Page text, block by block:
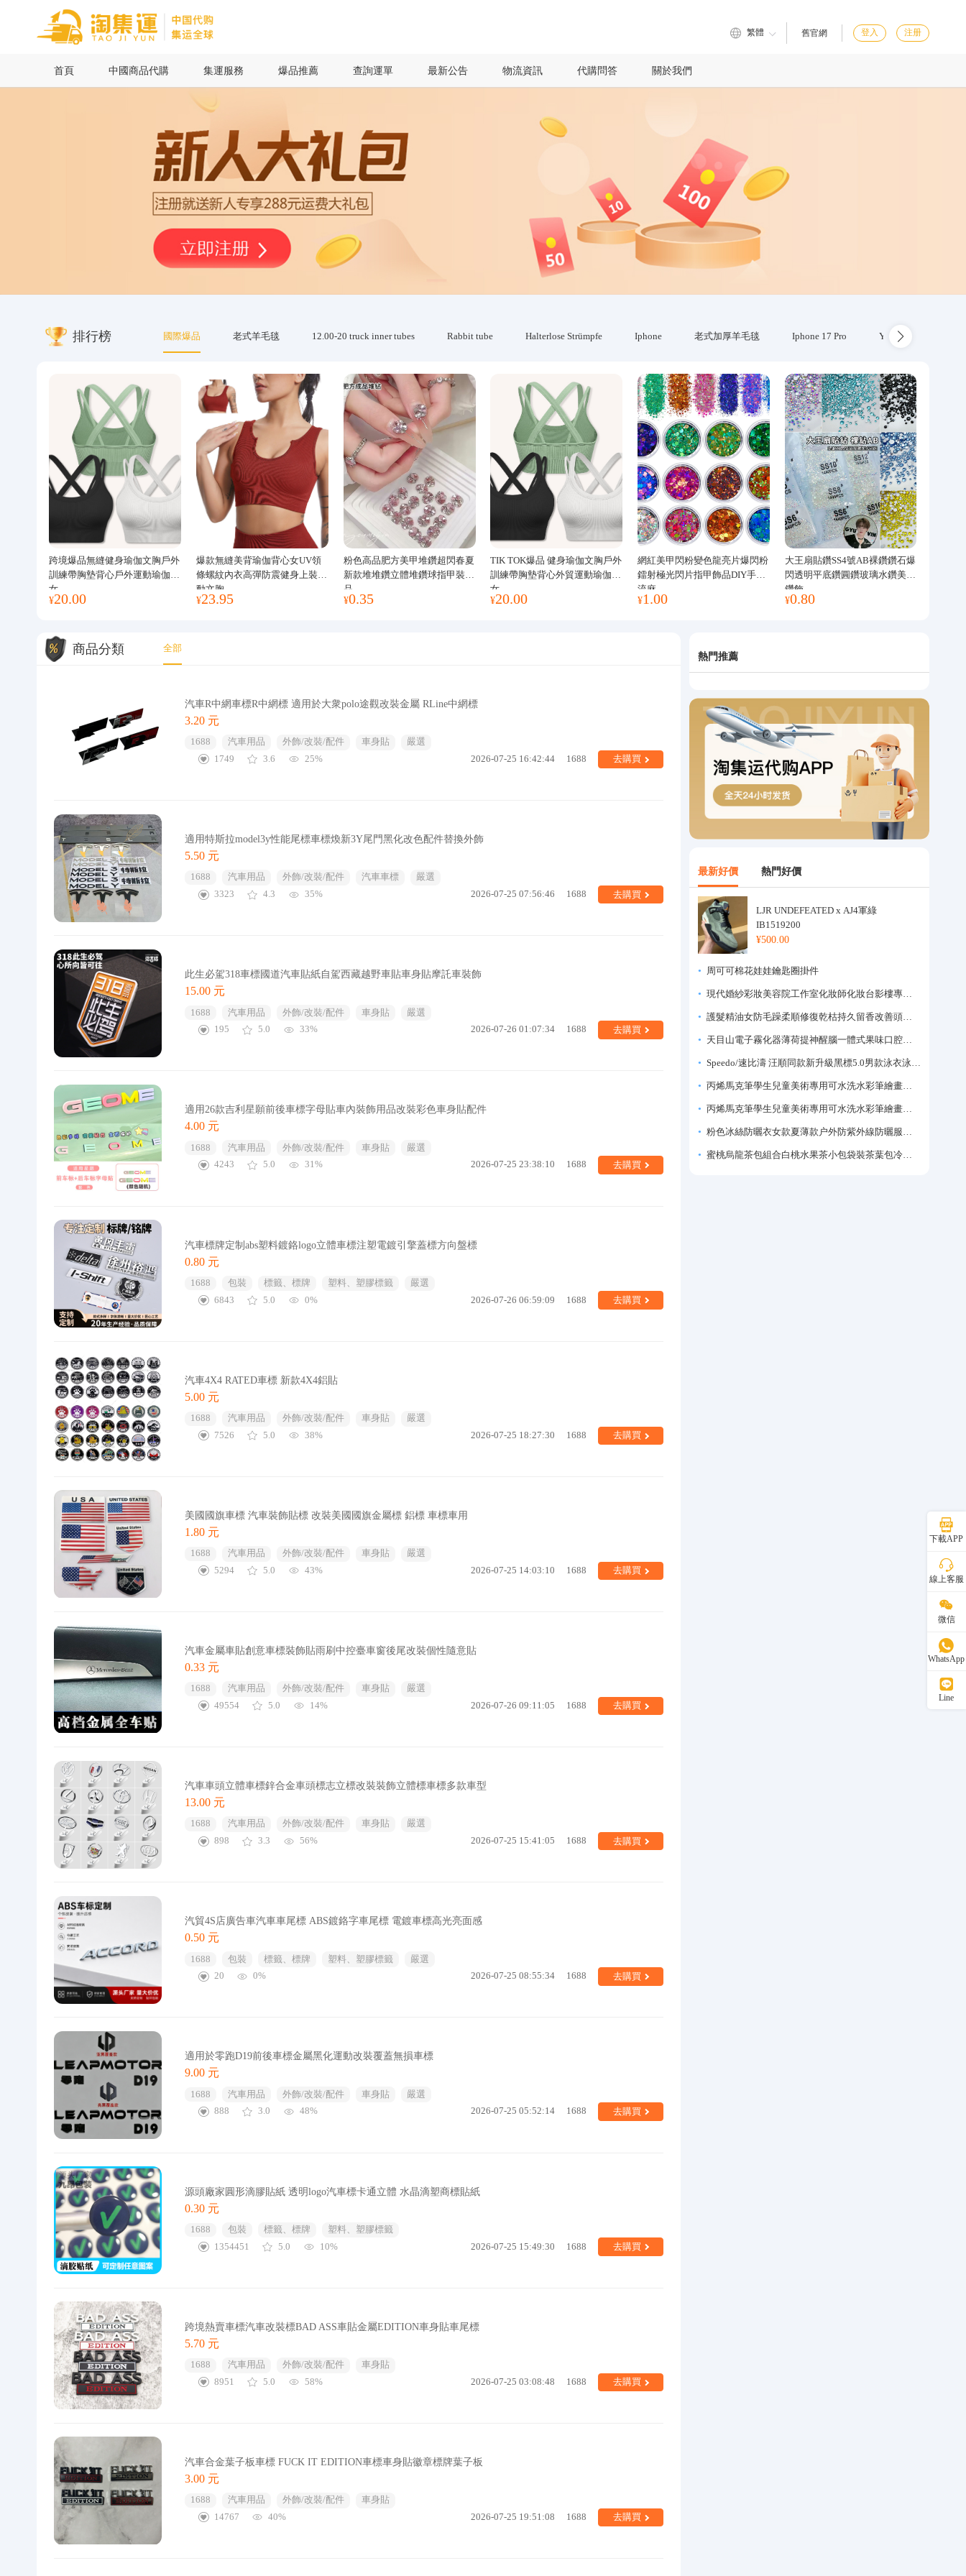
繁體 舊官網 登入 注册
首頁 中國商品代購 集運服務 爆品推薦 查詢運單 最新公告 物流資訊 代購問答 關於我們
排行榜 國際爆品 老式羊毛毯 12.00-20 truck inner tubes Rabbit tube Halterlose Strümpfe Iphone 老式加厚羊毛毯 Iphone 17 Pro Yubikey
跨境爆品無縫健身瑜伽文胸戶外
訓練帶胸墊背心戶外運動瑜伽服
女
¥20.00
爆款無縫美背瑜伽背心女UV領
條螺紋內衣高彈防震健身上裝運
動文胸
¥23.95
粉色高品肥方美甲堆鑽超閃春夏
新款堆堆鑽立體堆鑽球指甲裝飾
品
¥0.35
TIK TOK爆品 健身瑜伽文胸戶外
訓練帶胸墊背心外貿運動瑜伽服
女
¥20.00
網紅美甲閃粉變色龍亮片爆閃粉
鐳射極光閃片指甲飾品DIY手工
流麻
¥1.00
大王扇貼鑽SS4號AB裸鑽鑽石爆
閃透明平底鑽圓鑽玻璃水鑽美甲
鑽飾
¥0.80
商品分類 全部
汽車R中網車標R中網標 適用於大衆polo途觀改裝金屬 RLine中網標
3.20 元
1688 汽車用品 外飾/改裝/配件 車身貼
嚴選
1749
3.6 25% 2026-07-25 16:42:44 1688 去購買
適用特斯拉model3y性能尾標車標煥新3Y尾門黑化改色配件替換外飾
5.50 元
1688 汽車用品 外飾/改裝/配件 汽車車標
嚴選
3323
4.3 35% 2026-07-25 07:56:46 1688 去購買
此生必駕318車標國道汽車貼紙自駕西藏越野車貼車身貼摩託車裝飾
15.00 元
1688 汽車用品 外飾/改裝/配件 車身貼
嚴選
195
5.0 33% 2026-07-26 01:07:34 1688 去購買
適用26款吉利星願前後車標字母貼車內裝飾用品改裝彩色車身貼配件
4.00 元
1688 汽車用品 外飾/改裝/配件 車身貼
嚴選
4243
5.0 31% 2026-07-25 23:38:10 1688 去購買
汽車標牌定制abs塑料鍍鉻logo立體車標注塑電鍍引擎蓋標方向盤標
0.80 元
1688 包裝 標籤、標牌 塑料、塑膠標籤
嚴選
6843
5.0 0% 2026-07-26 06:59:09 1688 去購買
汽車4X4 RATED車標 新款4X4鋁貼
5.00 元
1688 汽車用品 外飾/改裝/配件 車身貼
嚴選
7526
5.0 38% 2026-07-25 18:27:30 1688 去購買
美國國旗車標 汽車裝飾貼標 改裝美國國旗金屬標 鋁標 車標車用
1.80 元
1688 汽車用品 外飾/改裝/配件 車身貼
嚴選
5294
5.0 43% 2026-07-25 14:03:10 1688 去購買
汽車金屬車貼創意車標裝飾貼雨刷中控臺車窗後尾改裝個性隨意貼
0.33 元
1688 汽車用品 外飾/改裝/配件 車身貼
嚴選
49554
5.0 14% 2026-07-26 09:11:05 1688 去購買
汽車車頭立體車標鋅合金車頭標志立標改裝裝飾立體標車標多款車型
13.00 元
1688 汽車用品 外飾/改裝/配件 車身貼
嚴選
898
3.3 56% 2026-07-25 15:41:05 1688 去購買
汽貿4S店廣告車汽車車尾標 ABS鍍鉻字車尾標 電鍍車標高光亮面感
0.50 元
1688 包裝 標籤、標牌 塑料、塑膠標籤
嚴選
20
0% 2026-07-25 08:55:34 1688 去購買
適用於零跑D19前後車標金屬黑化運動改裝覆蓋無損車標
9.00 元
1688 汽車用品 外飾/改裝/配件 車身貼
嚴選
888
3.0 48% 2026-07-25 05:52:14 1688 去購買
源頭廠家圓形滴膠貼紙 透明logo汽車標卡通立體 水晶滴塑商標貼紙
0.30 元
1688 包裝 標籤、標牌
塑料、塑膠標籤
1354451
5.0 10% 2026-07-25 15:49:30 1688 去購買
跨境熱賣車標汽車改裝標BAD ASS車貼金屬EDITION車身貼車尾標
5.70 元
1688 汽車用品 外飾/改裝/配件
車身貼
8951
5.0 58% 2026-07-25 03:08:48 1688 去購買
汽車合金葉子板車標 FUCK IT EDITION車標車身貼徽章標牌葉子板
3.00 元
1688 汽車用品 外飾/改裝/配件
車身貼
14767
40% 2026-07-25 19:51:08 1688 去購買
熱門推薦
最新好價 熱門好價
LJR UNDEFEATED x AJ4軍綠
IB1519200
¥500.00
周可可棉花娃娃鑰匙圈掛件
現代婚紗彩妝美容院工作室化妝師化妝台影樓專業化妝師專用梳妝台
護髮精油女防毛躁柔順修復乾枯持久留香改善頭髮毛躁柔順劑神器
天目山電子霧化器薄荷提神醒腦一體式果味口腔噴霧吸入式戒煙神器
Speedo/速比濤 汪順同款新升級黑標5.0男款泳衣泳褲溫泉游泳套裝
丙烯馬克筆學生兒童美術專用可水洗水彩筆繪畫彩色塗鴉畫筆不透色可疊色防水手繪diy丙烯顏料筆水性填色筆
丙烯馬克筆學生兒童美術專用可水洗水彩筆繪畫彩色塗鴉畫筆不透色可疊色防水手繪diy丙烯顏料筆水性填色筆
粉色冰絲防曬衣女款夏薄款户外防紫外線防曬服修身緊身短外套上衣
蜜桃烏龍茶包組合白桃水果茶小包袋裝茶葉包冷泡茶泡水喝的東西
下載APP
線上客服
微信
WhatsApp
Line